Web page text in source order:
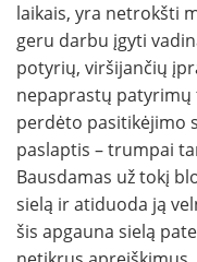
laikais, yra netrokšti
geru darbu įgyti
potyrių, viršijančių
nepaprastų patyrimų
perdėto pasitikėjimo
paslaptis – trumpai
Bausdamas už tokį
sielą ir atiduoda ją
šis apgauna sielą